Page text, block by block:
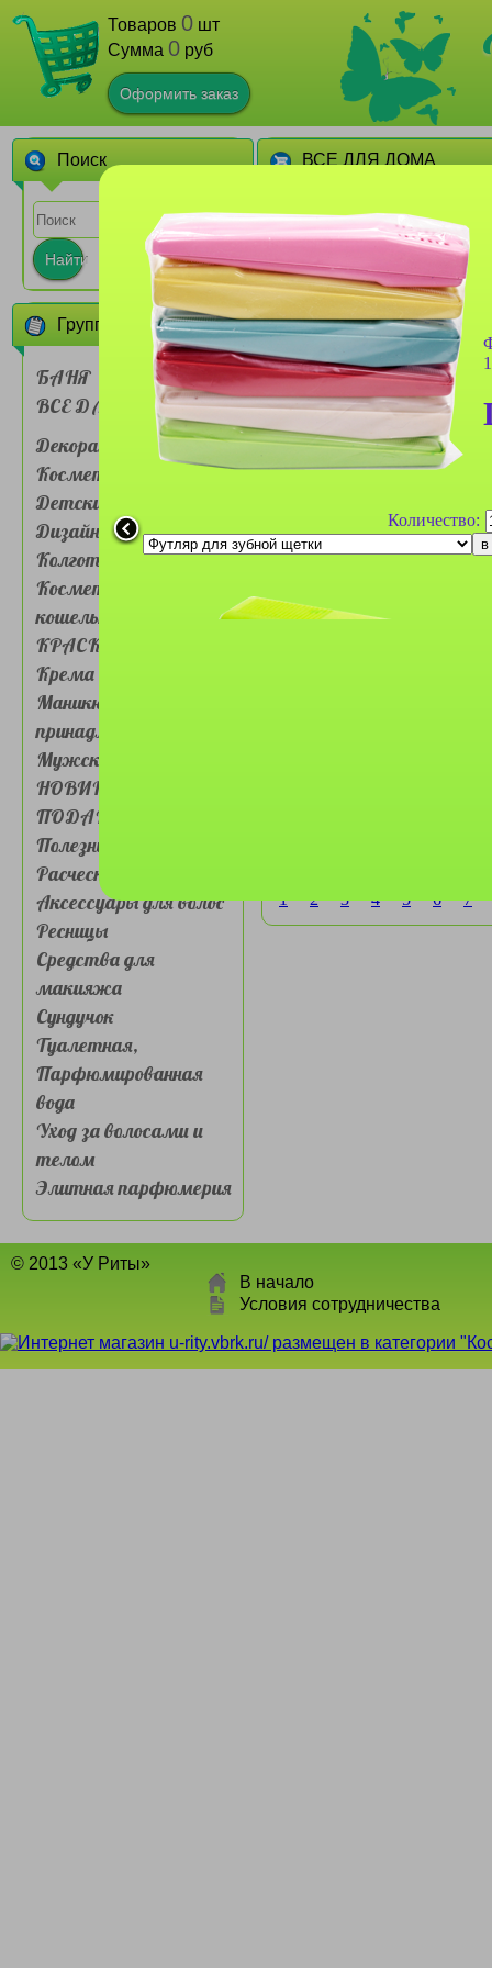
Количество:
Товаров 0 шт
Сумма 0 руб
Оформить заказ
Поиск
Найти
Группы товаров
БАНЯ
ВСЕ ДЛЯ ДОМА
Декоративная
Косметика
Детские товары
Дизайн для ногтей
Колготки, носочки
Косметички, сумочки,
кошельки
КРАСКА ДЛЯ ВОЛОС
Крема для лица и глаз
Маникюрные
принадлежности
Мужская косметика
НОВИНКИ
ПОДАРКИ
Полезные товары
Расчески, Зеркала,
Аксессуары для волос
Ресницы
Средства для
макияжа
Сундучок
Туалетная,
Парфюмированная
вода
Уход за волосами и
телом
Элитная парфюмерия
ВСЕ ДЛЯ ДОМА
Щетка для обуви Тарри
Щетка для чистки
1
2 3 4 5 6 7
© 2013 «У Риты»
В начало
Условия сотрудничества